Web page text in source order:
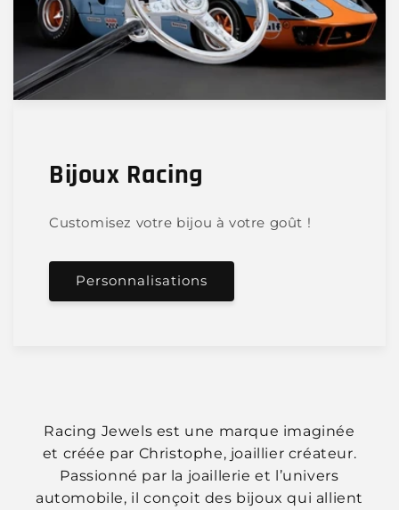
Bijoux Racing
Customisez votre bijou à votre goût !
Personnalisations
Racing Jewels est une marque imaginée
et créée par Christophe, joaillier créateur.
Passionné par la joaillerie et l’univers
automobile, il conçoit des bijoux qui allient